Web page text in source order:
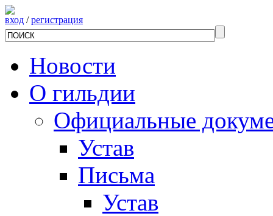
вход /регистрация
Новости
О гильдии
Официальные
Устав
Письма
Устав